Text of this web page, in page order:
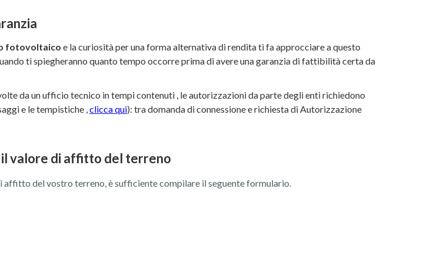
fotovoltaico e la curiosità per una forma alternativa di rendita ti fa approcciare a questo
ti spiegheranno quanto tempo occorre prima di avere una garanzia di fattibilità certa da
da un ufficio tecnico in tempi contenuti , le autorizzazioni da parte degli enti richiedono
e le tempistiche ,clicca qui): tra domanda di connessione e richiesta di Autorizzazione
il valore di affitto del terreno
affitto del vostro terreno, è sufficiente compilare il seguente formulario.